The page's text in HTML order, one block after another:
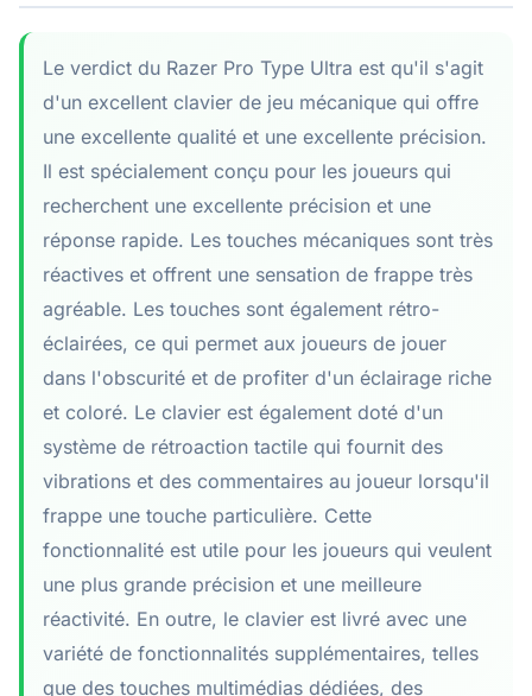
Le verdict du Razer Pro Type Ultra est qu'il s'agit
d'un excellent clavier de jeu mécanique qui offre
une excellente qualité et une excellente précision.
Il est spécialement conçu pour les joueurs qui
recherchent une excellente précision et une
réponse rapide. Les touches mécaniques sont très
réactives et offrent une sensation de frappe très
agréable. Les touches sont également rétro-
éclairées, ce qui permet aux joueurs de jouer
dans l'obscurité et de profiter d'un éclairage riche
et coloré. Le clavier est également doté d'un
système de rétroaction tactile qui fournit des
vibrations et des commentaires au joueur lorsqu'il
frappe une touche particulière. Cette
fonctionnalité est utile pour les joueurs qui veulent
une plus grande précision et une meilleure
réactivité. En outre, le clavier est livré avec une
variété de fonctionnalités supplémentaires, telles
que des touches multimédias dédiées, des